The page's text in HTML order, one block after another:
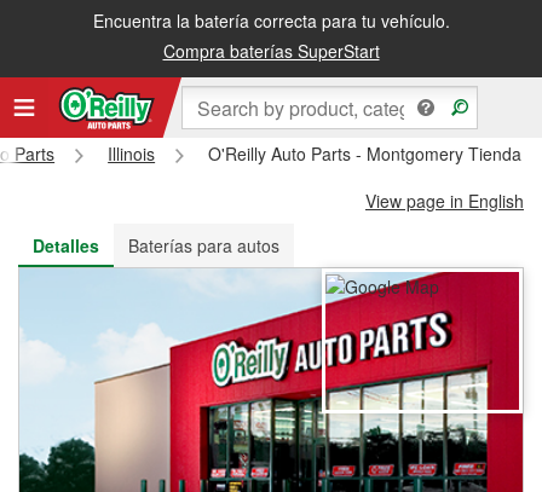
Encuentra la batería correcta para tu vehículo.
Compra baterías SuperStart
Recibe tu orden gratis al día siguiente o recógela en la tienda
Parts Illinois
O'Reilly Auto Parts - Montgomery Tienda
View page in English
Detalles
Baterías para autos